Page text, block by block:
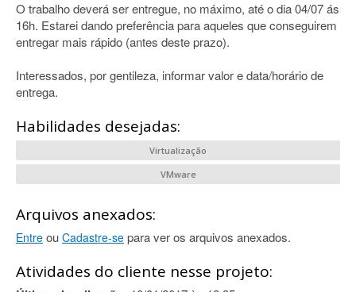
O trabalho deverá ser entregue, no máximo, até o dia 04/07 ás
16h. Estarei dando preferência para aqueles que conseguirem
entregar mais rápido (antes deste prazo).
Interessados, por gentileza, informar valor e data/horário de
entrega.
Habilidades desejadas:
Virtualização
VMware
Arquivos anexados:
Entre ou Cadastre-se para ver os arquivos anexados.
Atividades do cliente nesse projeto: